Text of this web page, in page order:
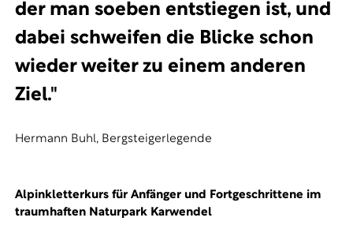
der man soeben entstiegen ist, und
dabei schweifen die Blicke schon
wieder weiter zu einem anderen
Ziel."
Hermann Buhl, Bergsteigerlegende
Alpinkletterkurs für Anfänger und Fortgeschrittene im
traumhaften Naturpark Karwendel